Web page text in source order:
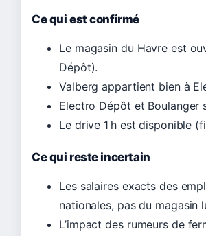
Ce qui est confirmé
Le magasin du Havre est
Dépôt).
Valberg appartient bien à
Electro Dépôt et Boulanger
Le drive 1 h est disponible
Ce qui reste incertain
Les salaires exacts des
nationales, pas du magasin
L’impact des rumeurs de